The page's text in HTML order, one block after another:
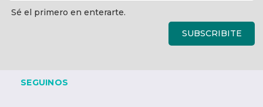
correo
electrónico
Sé el primero en enterarte.
SUBSCRIBITE
SEGUINOS